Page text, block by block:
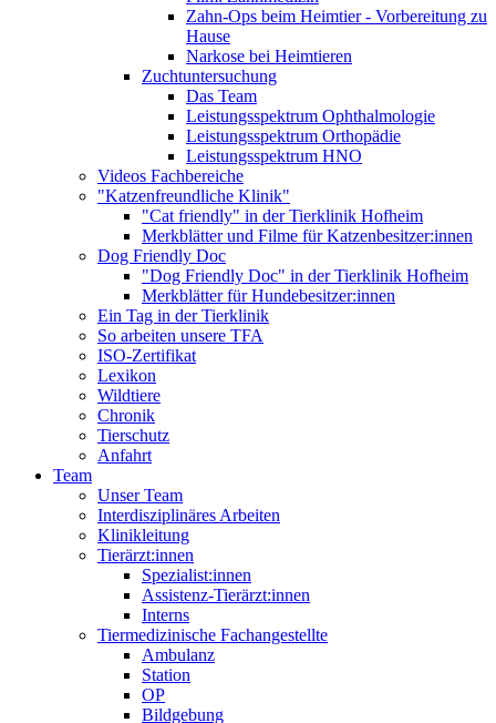
Zahn-Ops beim Heimtier - Vorbereitung zu
Hause
Narkose bei Heimtieren
Zuchtuntersuchung
Das Team
Leistungsspektrum Ophthalmologie
Leistungsspektrum Orthopädie
Leistungsspektrum HNO
Videos Fachbereiche
"Katzenfreundliche Klinik"
"Cat friendly" in der Tierklinik Hofheim
Merkblätter und Filme für Katzenbesitzer:innen
Dog Friendly Doc
"Dog Friendly Doc" in der Tierklinik Hofheim
Merkblätter für Hundebesitzer:innen
Ein Tag in der Tierklinik
So arbeiten unsere TFA
ISO-Zertifikat
Lexikon
Wildtiere
Chronik
Tierschutz
Anfahrt
Team
Unser Team
Interdisziplinäres Arbeiten
Klinikleitung
Tierärzt:innen
Spezialist:innen
Assistenz-Tierärzt:innen
Interns
Tiermedizinische Fachangestellte
Ambulanz
Station
OP
Bildgebung